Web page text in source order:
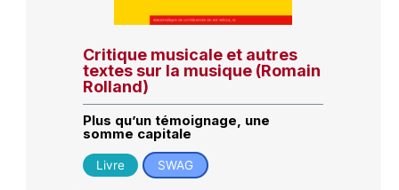
Critique musicale et autres
textes sur la musique (Romain
Rolland)
Plus qu’un témoignage, une
somme capitale
Livre SWAG